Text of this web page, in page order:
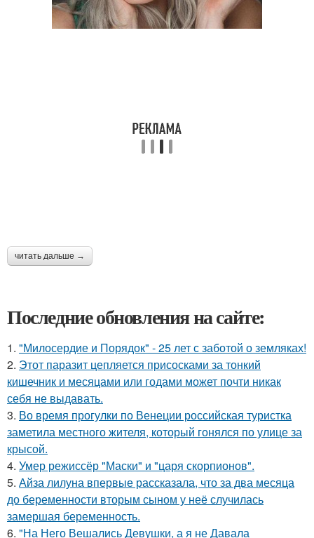
читать дальше →
Последние обновления на сайте:
1. "Милосердие и Порядок" - 25 лет с заботой о земляках!
2. Этот паразит цепляется присосками за тонкий
кишечник и месяцами или годами может почти никак
себя не выдавать.
3. Во время прогулки по Венеции российская туристка
заметила местного жителя, который гонялся по улице за
крысой.
4. Умер режиссёр "Маски" и "царя скорпионов".
5. Айза лилуна впервые рассказала, что за два месяца
до беременности вторым сыном у неё случилась
замершая беременность.
6. "На Него Вешались Девушки, а я не Давала